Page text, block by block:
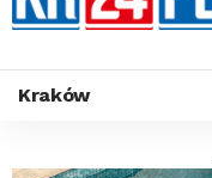
Kraków